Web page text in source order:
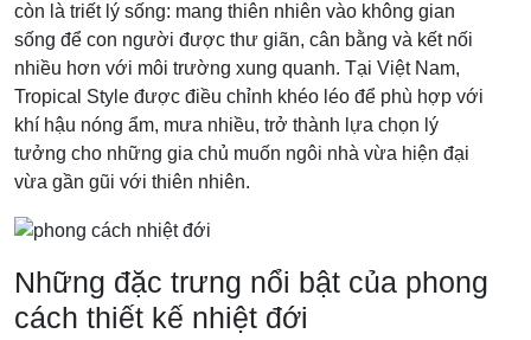
còn là triết lý sống: mang thiên nhiên vào không gian
sống để con người được thư giãn, cân bằng và kết nối
nhiều hơn với môi trường xung quanh. Tại Việt Nam,
Tropical Style được điều chỉnh khéo léo để phù hợp với
khí hậu nóng ẩm, mưa nhiều, trở thành lựa chọn lý
tưởng cho những gia chủ muốn ngôi nhà vừa hiện đại
vừa gần gũi với thiên nhiên.
Những đặc trưng nổi bật của phong
cách thiết kế nhiệt đới